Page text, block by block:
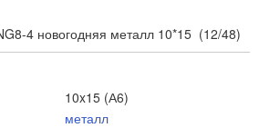
4 новогодняя металл 10*15 (12/48)
10x15 (А6)
металл